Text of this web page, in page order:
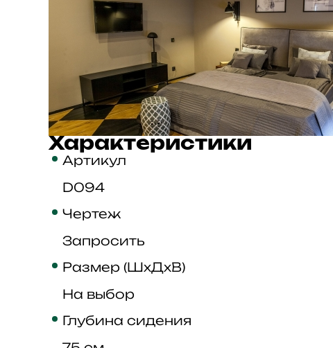
Характеристики
Артикул
D094
Чертеж
Запросить
Размер (ШхДхВ)
На выбор
Глубина сидения